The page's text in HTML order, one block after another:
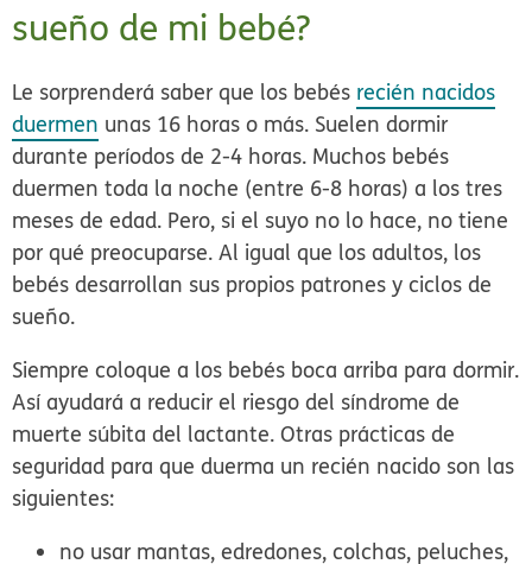
sueño de mi bebé?
Le sorprenderá saber que los bebés recién nacidos
duermen unas 16 horas o más. Suelen dormir
durante períodos de 2-4 horas. Muchos bebés
duermen toda la noche (entre 6-8 horas) a los tres
meses de edad. Pero, si el suyo no lo hace, no tiene
por qué preocuparse. Al igual que los adultos, los
bebés desarrollan sus propios patrones y ciclos de
sueño.
Siempre coloque a los bebés boca arriba para dormir.
Así ayudará a reducir el riesgo del síndrome de
muerte súbita del lactante. Otras prácticas de
seguridad para que duerma un recién nacido son las
siguientes:
no usar mantas, edredones, colchas, peluches,